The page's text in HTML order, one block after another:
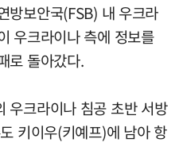
방보안국(FSB) 내 우크라
우크라이나 측에 정보를
로 돌아갔다.
우크라이나 침공 초반 서방
키이우(키예프)에 남아 항